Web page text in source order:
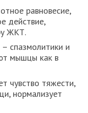
равновесие,
действие,
ЖКТ.
спазмолитики и
мышцы как в
чувство тяжести,
нормализует